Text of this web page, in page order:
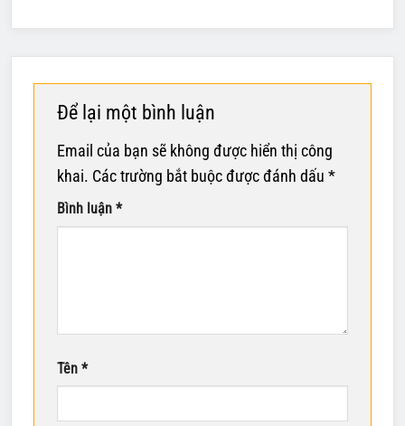
Để lại một bình luận
Email của bạn sẽ không được hiển thị công
khai. Các trường bắt buộc được đánh dấu *
Bình luận *
Tên *